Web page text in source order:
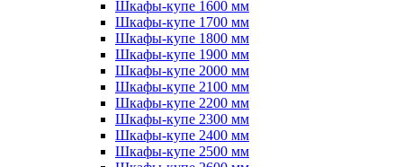
Шкафы-купе 1600 мм
Шкафы-купе 1700 мм
Шкафы-купе 1800 мм
Шкафы-купе 1900 мм
Шкафы-купе 2000 мм
Шкафы-купе 2100 мм
Шкафы-купе 2200 мм
Шкафы-купе 2300 мм
Шкафы-купе 2400 мм
Шкафы-купе 2500 мм